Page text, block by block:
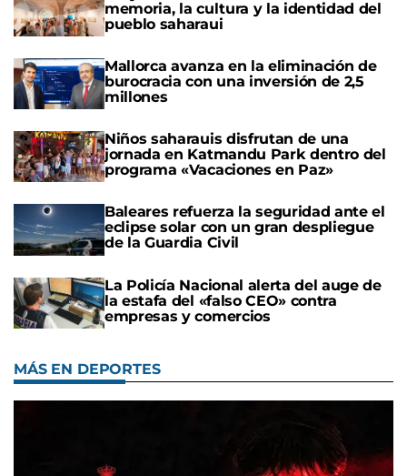
memoria, la cultura y la identidad del
pueblo saharaui
Mallorca avanza en la eliminación de
burocracia con una inversión de 2,5
millones
Niños saharauis disfrutan de una
jornada en Katmandu Park dentro del
programa «Vacaciones en Paz»
Baleares refuerza la seguridad ante el
eclipse solar con un gran despliegue
de la Guardia Civil
La Policía Nacional alerta del auge de
la estafa del «falso CEO» contra
empresas y comercios
MÁS EN DEPORTES